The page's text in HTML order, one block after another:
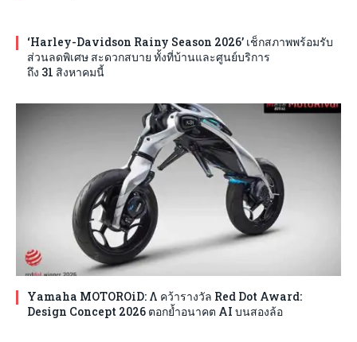
‘Harley-Davidson Rainy Season 2026’ เช็กสภาพพร้อมรับ
ส่วนลดพิเศษ สะดวกสบาย ทั้งที่บ้านและศูนย์บริการ
ถึง 31 สิงหาคมนี้
Yamaha MOTOROiD: Λ คว้ารางวัล Red Dot Award:
Design Concept 2026 ตอกย้ำอนาคต AI บนสองล้อ